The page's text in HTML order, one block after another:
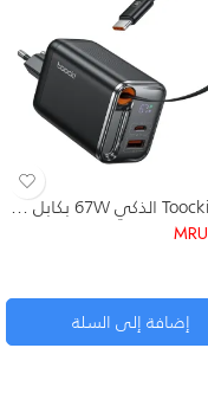
شاحن Toocki الذكي 67W بكابل سحب مدمج وشاشة رقمية
MRU
إضافة إلى السلة